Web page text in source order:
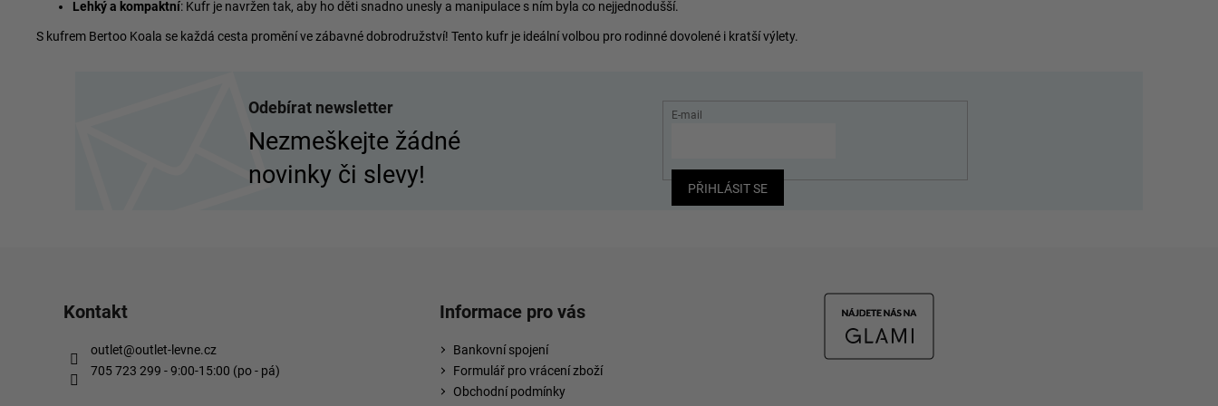
Lehký a kompaktní: Kufr je navržen tak, aby ho děti snadno unesly a manipulace s ním byla co nejjednodušší.
S kufrem Bertoo Koala se každá cesta promění ve zábavné dobrodružství! Tento kufr je ideální volbou pro rodinné dovolené i kratší výlety.
Odebírat newsletter
Nezmeškejte žádné
novinky či slevy!
E-mail
PŘIHLÁSIT SE
Kontakt
outlet@outlet-levne.cz
705 723 299 - 9:00-15:00 (po - pá)
Informace pro vás
Bankovní spojení
Formulář pro vrácení zboží
Obchodní podmínky